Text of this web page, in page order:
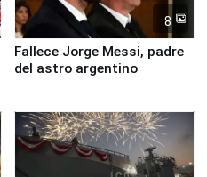
8
Fallece Jorge Messi, padre
del astro argentino